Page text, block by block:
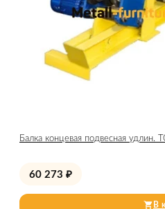
Балка концевая подвесная удлин.
60 273 ₽
В